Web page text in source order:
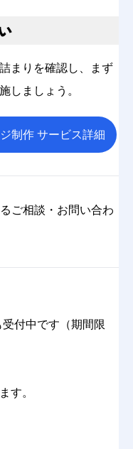
まりを確認し、まず
しましょう。
制作 サービス詳細
ご相談・お問い合わ
受付中です（期間限
す。